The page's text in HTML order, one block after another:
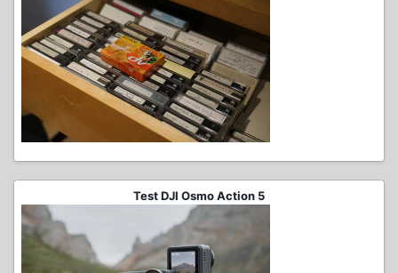
Test DJI Osmo Action 5